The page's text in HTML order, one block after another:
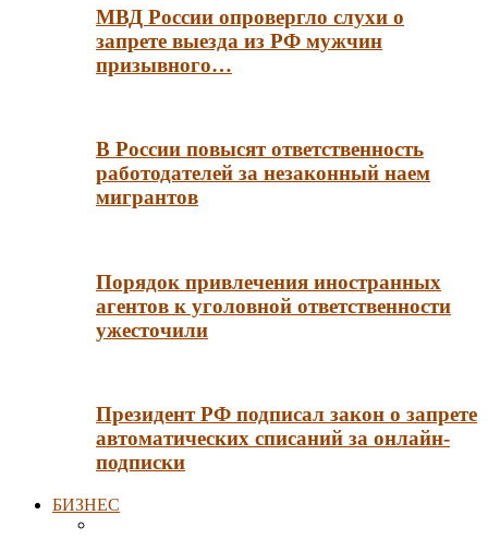
МВД России опровергло слухи о
запрете выезда из РФ мужчин
призывного…
В России повысят ответственность
работодателей за незаконный наем
мигрантов
Порядок привлечения иностранных
агентов к уголовной ответственности
ужесточили
Президент РФ подписал закон о запрете
автоматических списаний за онлайн-
подписки
БИЗНЕС